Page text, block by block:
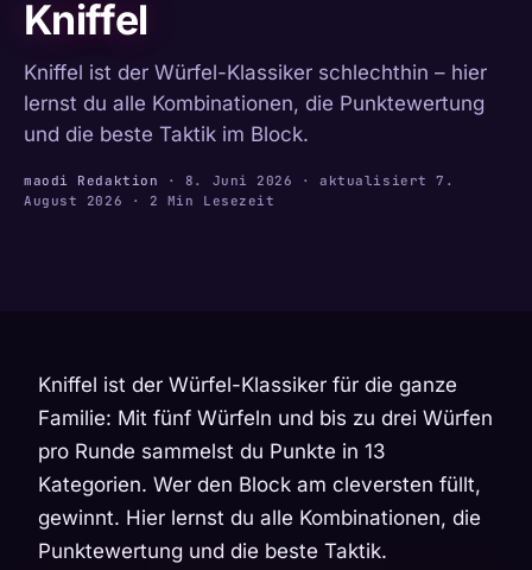
Kniffel
Kniffel ist der Würfel-Klassiker schlechthin – hier
lernst du alle Kombinationen, die Punktewertung
und die beste Taktik im Block.
maodi Redaktion · 8. Juni 2026 · aktualisiert7.
August 2026 · 2 Min Lesezeit
Kniffel ist der Würfel-Klassiker für die ganze
Familie: Mit fünf Würfeln und bis zu drei Würfen
pro Runde sammelst du Punkte in 13
Kategorien. Wer den Block am cleversten füllt,
gewinnt. Hier lernst du alle Kombinationen, die
Punktewertung und die beste Taktik.